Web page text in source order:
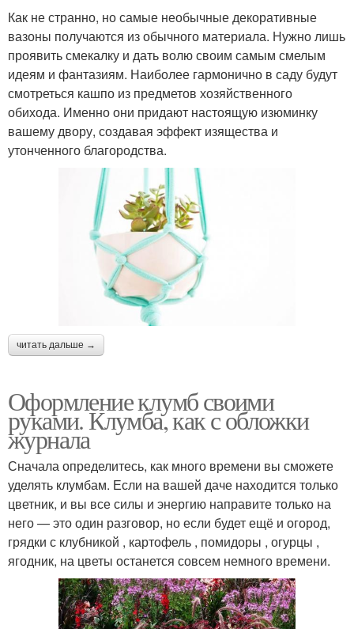
Как не странно, но самые необычные декоративные
вазоны получаются из обычного материала. Нужно лишь
проявить смекалку и дать волю своим самым смелым
идеям и фантазиям. Наиболее гармонично в саду будут
смотреться кашпо из предметов хозяйственного
обихода. Именно они придают настоящую изюминку
вашему двору, создавая эффект изящества и
утонченного благородства.
читать дальше →
Оформление клумб своими
руками. Клумба, как с обложки
журнала
Сначала определитесь, как много времени вы сможете
уделять клумбам. Если на вашей даче находится только
цветник, и вы все силы и энергию направите только на
него — это один разговор, но если будет ещё и огород,
грядки с клубникой , картофель , помидоры , огурцы ,
ягодник, на цветы останется совсем немного времени.